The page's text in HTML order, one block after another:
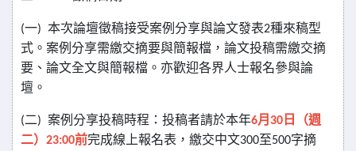
(一) 本次論壇徵稿接受案例分享與論文發表2種來稿型
式。案例分享需繳交摘要與簡報檔，論文投稿需繳交摘
要、論文全文與簡報檔。亦歡迎各界人士報名參與論
壇。
(二) 案例分享投稿時程：投稿者請於本年6月 30 日（週
二） 23:00前完成線上報名表，繳交中文300至500字摘